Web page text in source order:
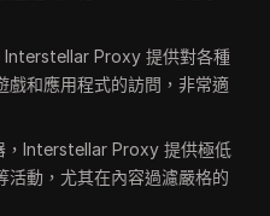
Interstellar Proxy 提供對各種
戲和應用程式的訪問，非常適
，Interstellar Proxy 提供極低
活動，尤其在內容過濾嚴格的